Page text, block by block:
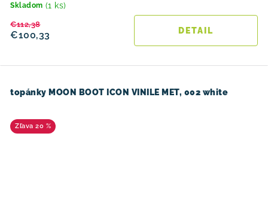
Skladom (1 ks)
€100,33
€112,38
DETAIL
topánky MOON BOOT ICON VINILE MET, 002 white
20 %